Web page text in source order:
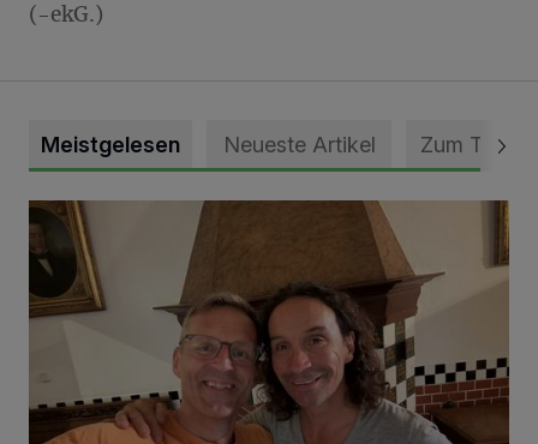
(-ekG.)
Meistgelesen Neueste Artikel Zum Thema
„Loss dir nix jefalle“ in 7 Tage 1 Song